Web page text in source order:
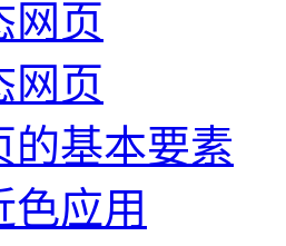
网页
网页
的基本要素
色应用